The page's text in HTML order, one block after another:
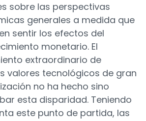
sobre las perspectivas
generales a medida que
sentir los efectos del
monetario. El
extraordinario de
valores tecnológicos de gran
no ha hecho sino
esta disparidad. Teniendo
este punto de partida, las